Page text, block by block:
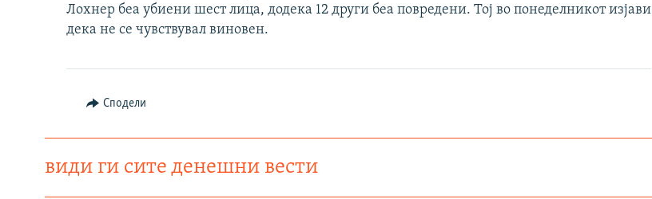
Лохнер беа убиени шест лица, додека 12 други беа повредени. Тој во понеделникот изјави
дека не се чувствувал виновен.
Сподели
види ги сите денешни вести